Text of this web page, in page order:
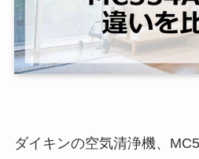
ダイキンの空気清浄機、